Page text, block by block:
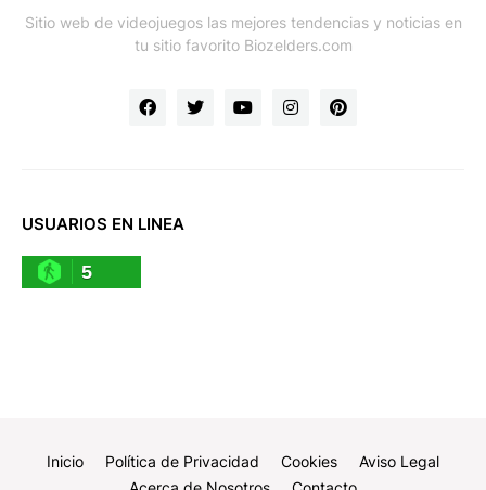
Sitio web de videojuegos las mejores tendencias y noticias en
tu sitio favorito Biozelders.com
USUARIOS EN LINEA
5
Inicio Política de Privacidad Cookies
Aviso Legal